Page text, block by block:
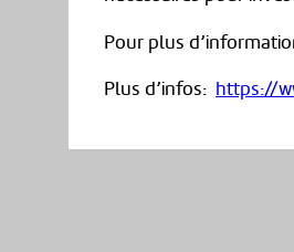
Pour plus
Plus d’infos: https://